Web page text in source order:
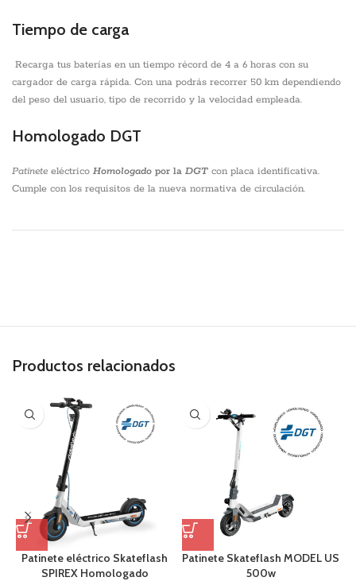
Tiempo de carga
Recarga tus baterías en un tiempo récord de 4 a 6 horas con su
cargador de carga rápida. Con una podrás recorrer 50 km dependiendo
del peso del usuario, tipo de recorrido y la velocidad empleada.
Homologado DGT
Patinete eléctrico Homologado por la DGT con placa identificativa.
Cumple con los requisitos de la nueva normativa de circulación.
Productos relacionados
Patinete eléctrico Skateflash
SPIREX Homologado
Patinete Skateflash MODEL US
500w